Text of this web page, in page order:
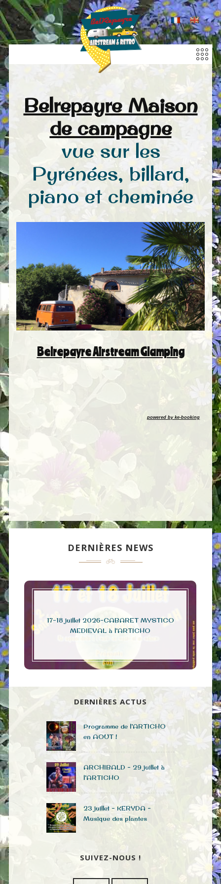
Belrepayre Maison
de campagne
vue sur les
Pyrénées, billard,
piano et cheminée
Belrepayre Airstream Glamping
powered by ke-booking
DERNIÈRES NEWS
17-18 juillet 2026-CABARET MYSTICO
MEDIEVAL à l’ARTICHO
DERNIÈRES ACTUS
Programme de l’ARTICHO
en AOUT !
ARCHIBALD – 29 juillet à
l’ARTICHO
23 juillet – KERYDA –
Musique des plantes
SUIVEZ-NOUS !